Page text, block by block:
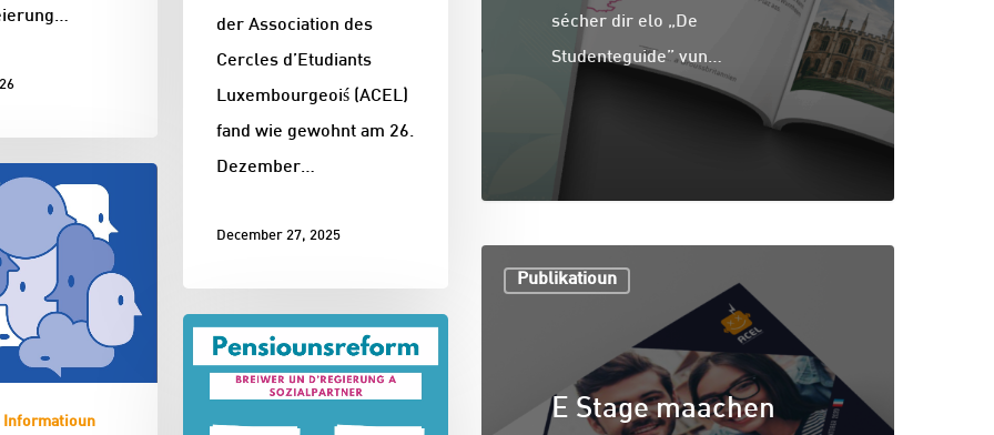
der Association des
Cercles d’Etudiants
Luxembourgeoiś (ACEL)
fand wie gewohnt am 26.
Dezember…
December 27, 2025
Informatioun
sécher dir elo „De
Studenteguide” vun…
Publikatioun
E Stage maachen